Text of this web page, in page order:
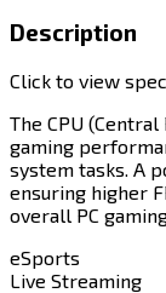
Description
Click to view
The CPU
gaming
system tasks. A
ensuring higher
overall PC gaming experience.​​​​‌
eSports​​​​‌ ‍ ​‍​‍‌‍ ‌ ​‍‌‍‍‌‌‍‌ ‌‍‍‌‌‍ ‍​‍​‍​ ‍‍​‍​‍‌ ​ ‌‍​‌‌‍ ‍‌‍‍‌‌ ‌​‌ ‍‌​‍ ‍‌‍‍‌‌‍ ​‍​‍​‍ ​​‍​‍‌‍‍​‌ ​‍‌‍‌‌‌‍‌‍​‍​‍​ ‍‍​‍​‍​‍ ‌‍​‌‌‍‌​‌‍ ‌‌‍‍‌‌‍ ‍​‍ ‌‍‍‌‌‍ ‍‌ ‌​‌‍‌‌‌‍ ‍‌ ‌​​‍ ‌‍‌‌‌‍‌​‌‍‍‌‌ ‌​​‍ ‌‍ ‌‌‍ ‌‍‌​‌‍‌‌​ ‌‌ ​​‌ ​‍‌‍‌‌‌ ​ ‌‍‌‌‌‍ ‍‌ ‌​‌‍​‌‌ ‌​‌‍‍‌‌‍ ‌‍ ‍​ ‍ ‌‍‍‌‌‍‌​​ ‌​ ​‌​ ‌‍‌‍​ ​ ‍​‌‍‌‌‌‍‌​‌‍​ ‌‍​‌​‍ ‌‌‍‌‍​ ‌‍​ ‌‌​ ​‍​‍ ‌​ ‌​‌‍​‍‌‍​ ​ ​​​‍ ‌​ ‍​​ ‍‌​ ‍‌​ ​‌​‍ ‌‌‍​‍​ ​​‌‍‌‍​ ‍‌‌‍​‍​ ‌​​ ​​​ ​ ‌‍​ ​ ​‌‌‍‌‍​ ​‍​ ‍ ‌ ‌​‌ ‍‌‌ ​​‌‍‌‌​ ‌‌ ‌​‌‍​‌‌‍‌ ​ ‍ ‌ ​​‌‍​‌‌ ‌​‌‍‍​​ ‌‌‍ ‍‌‍​‌‌‍ ‌‌‍‌‌​ ‌‍​‍‌‍​‌‌ ​ ‌‍‌‌‌‌‌‌‌ ​‍‌‍ ​​ ‌​‍‌‌​ ​‍‌​‌‍‌‍​‌‌‍‌​‌‍ ‌‌‍‍‌‌‍ ‍​‍‌‍‌‍‍‌‌‍‌​​ ‌​ ​‌​ ‌‍‌‍​ ​ ‍​‌‍‌‌‌‍‌​‌‍​ ‌‍​‌​‍ ‌‌‍‌‍​ ‌‍​ ‌‌​ ​‍​‍ ‌​ ‌​‌‍​‍‌‍​ ​ ​​​‍ ‌​ ‍​​ ‍‌​ ‍‌​ ​‌​‍ ‌‌‍​‍​ ​​‌‍‌‍​ ‍‌‌‍​‍​ ‌​​ ​​​ ​ ‌‍​ ​ ​‌‌‍‌‍​ ​‍​‍‌‍‌ ‌​‌ ‍‌‌ ​​‌‍‌‌​ ‌‌ ‌​‌‍​‌‌‍‌ ​‍‌‍‌ ​​‌‍​‌‌ ‌​‌‍‍​​ ‌‌‍ ‍‌‍​‌‌‍ ‌‌‍‌‌​‍‌‍‌ ​​‌‍‌‌‌ ​‍‌ ​ ‌ ​​‌‍‌‌‌‍​ ‌ ‌​‌‍‍‌‌ ‌‍‌‍‌‌​ ‌‌ ​​‌ ‌‌‌‍​‍‌‍ ​‌‍‍‌‌ ​ ‌‍‍​‌‍‌‌‌‍‌​​‍​‍‌ ‌
Live Streaming​​​​‌ ‍ ​‍​‍‌‍ ‌ ​‍‌‍‍‌‌‍‌ ‌‍‍‌‌‍ ‍​‍​‍​ ‍‍​‍​‍‌ ​ ‌‍​‌‌‍ ‍‌‍‍‌‌ ‌​‌ ‍‌​‍ ‍‌‍‍‌‌‍ ​‍​‍​‍ ​​‍​‍‌‍‍​‌ ​‍‌‍‌‌‌‍‌‍​‍​‍​ ‍‍​‍​‍​‍ ‌‍​‌‌‍‌​‌‍ ‌‌‍‍‌‌‍ ‍​‍ ‌‍‍‌‌‍ ‍‌ ‌​‌‍‌‌‌‍ ‍‌ ‌​​‍ ‌‍‌‌‌‍‌​‌‍‍‌‌ ‌​​‍ ‌‍ ‌‌‍ ‌‍‌​‌‍‌‌​ ‌‌ ​​‌ ​‍‌‍‌‌‌ ​ ‌‍‌‌‌‍ ‍‌ ‌​‌‍​‌‌ ‌​‌‍‍‌‌‍ ‌‍ ‍​ ‍ ‌‍‍‌‌‍‌​​ ‌​ ​‌‌‍​‍​ ‌‍‌‍​‌‌‍​ ​ ​‌‌‍​‍​ ​‍​‍ ‌‌‍‌​​ ‌ ​ ‍​​ ‌‍​‍ ‌​ ‌​​ ‍​‌‍‌‌​ ‍‌​‍ ‌‌‍​‍​ ​‌‌‍‌‌‌‍‌​​‍ ‌​ ​​‌‍​‍​ ‍‌​ ‌ ‌‍​‍‌‍‌​​ ‌ ​ ‌ ​ ​‌‌‍‌​​ ​​‌‍‌​​ ‍ ‌ ‌​‌ ‍‌‌ ​​‌‍‌‌​ ‌‌ ‌​‌‍​‌‌‍‌ ​ ‍ ‌ ​​‌‍​‌‌ ‌​‌‍‍​​ ‌‌‍ ‍‌‍​‌‌‍ ‌‌‍‌‌​ ‌‍​‍‌‍​‌‌ ​ ‌‍‌‌‌‌‌‌‌ ​‍‌‍ ​​ ‌​‍‌‌​ ​‍‌​‌‍‌‍​‌‌‍‌​‌‍ ‌‌‍‍‌‌‍ ‍​‍‌‍‌‍‍‌‌‍‌​​ ‌​ ​‌‌‍​‍​ ‌‍‌‍​‌‌‍​ ​ ​‌‌‍​‍​ ​‍​‍ ‌‌‍‌​​ ‌ ​ ‍​​ ‌‍​‍ ‌​ ‌​​ ‍​‌‍‌‌​ ‍‌​‍ ‌‌‍​‍​ ​‌‌‍‌‌‌‍‌​​‍ ‌​ ​​‌‍​‍​ ‍‌​ ‌ ‌‍​‍‌‍‌​​ ‌ ​ ‌ ​ ​‌‌‍‌​​ ​​‌‍‌​​‍‌‍‌ ‌​‌ ‍‌‌ ​​‌‍‌‌​ ‌‌ ‌​‌‍​‌‌‍‌ ​‍‌‍‌ ​​‌‍​‌‌ ‌​‌‍‍​​ ‌‌‍ ‍‌‍​‌‌‍ ‌‌‍‌‌​‍‌‍‌ ​​‌‍‌‌‌ ​‍‌ ​ ‌ ​​‌‍‌‌‌‍​ ‌ ‌​‌‍‍‌‌ ‌‍‌‍‌‌​ ‌‌ ​​‌ ‌‌‌‍​‍‌‍ ​‌‍‍‌‌ ​ ‌‍‍​‌‍‌‌‌‍‌​​‍​‍‌ ‌